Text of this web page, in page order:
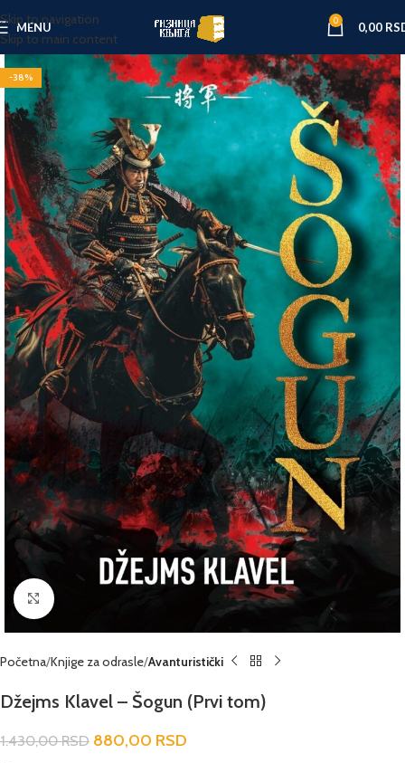
Skip to navigation
Skip to main content
MENU 0 0,00
-38%
Click to enlarge
Početna Knjige za odrasle Avanturistički
Džejms Klavel – Šogun (Prvi tom)
1.430,00RSD 880,00 RSD